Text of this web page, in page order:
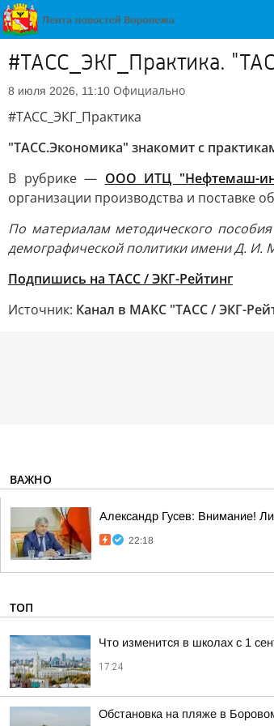
#ТАСС_ЭКГ_Практика.
8 июля 2026, 11:10 Официально
#ТАСС_ЭКГ_Практика
"ТАСС.Экономика" знакомит с
В рубрике — ООО ИТЦ "Нефтемаш-
организации производства и
По материалам методического пособия
демографической политики имени Д. И.
Подпишись на ТАСС / ЭКГ-Рейтинг
Источник: Канал в МАКС "ТАСС / ЭКГ-
ВАЖНО
Александр Гусев: Внимание!
22:18
ТОП
Что изменится в школах с 1
17:24
Обстановка на пляже в